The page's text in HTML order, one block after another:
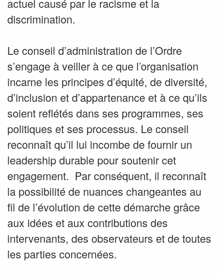
actuel causé par le racisme et la
discrimination.
Le conseil d’administration de l’Ordre
s’engage à veiller à ce que l’organisation
incarne les principes d’équité, de diversité,
d’inclusion et d’appartenance et à ce qu’ils
soient reflétés dans ses programmes, ses
politiques et ses processus. Le conseil
reconnaît qu’il lui incombe de fournir un
leadership durable pour soutenir cet
engagement. Par conséquent, il reconnaît
la possibilité de nuances changeantes au
fil de l’évolution de cette démarche grâce
aux idées et aux contributions des
intervenants, des observateurs et de toutes
les parties concernées.